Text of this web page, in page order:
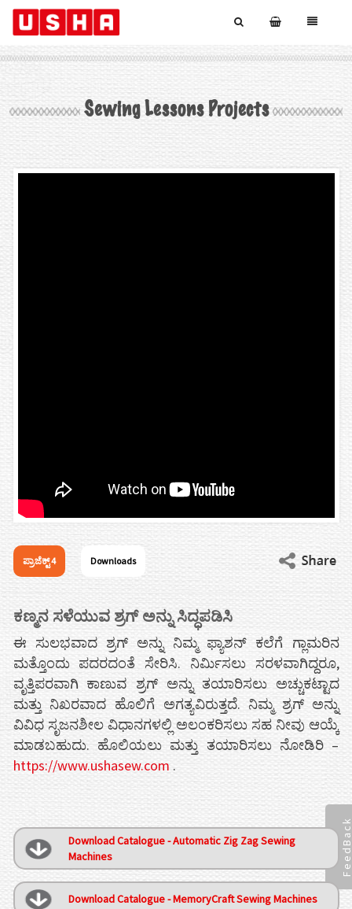
Sewing Lessons Projects
ಪ್ರಾಜೆಕ್ಟ್ 4 Downloads
ಕಣ್ಮನ ಸಳೆಯುವ ಶ್ರಗ್ ಅನ್ನು ಸಿದ್ಧಪಡಿಸಿ
ಈ ಸುಲಭವಾದ ಶ್ರಗ್ ಅನ್ನು ನಿಮ್ಮ ಫ್ಯಾಶನ್ ಕಲೆಗೆ ಗ್ಲಾಮರಿನ
ಮತ್ತೊಂದು ಪದರದಂತೆ ಸೇರಿಸಿ. ನಿರ್ಮಿಸಲು ಸರಳವಾಗಿದ್ದರೂ,
ವೃತ್ತಿಪರವಾಗಿ ಕಾಣುವ ಶ್ರಗ್ ಅನ್ನು ತಯಾರಿಸಲು ಅಚ್ಚುಕಟ್ಟಾದ
ಮತ್ತು ನಿಖರವಾದ ಹೊಲಿಗೆ ಅಗತ್ಯವಿರುತ್ತದೆ. ನಿಮ್ಮ ಶ್ರಗ್ ಅನ್ನು
ವಿವಿಧ ಸೃಜನಶೀಲ ವಿಧಾನಗಳಲ್ಲಿ ಅಲಂಕರಿಸಲು ಸಹ ನೀವು ಆಯ್ಕೆ
ಮಾಡಬಹುದು. ಹೊಲಿಯಲು ಮತ್ತು ತಯಾರಿಸಲು ನೋಡಿರಿ –
https://www.ushasew.com .
Download Catalogue - Automatic Zig Zag Sewing
Machines
Download Catalogue - MemoryCraft Sewing Machines